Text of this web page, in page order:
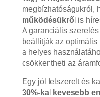
megbízhatóságukról,
működésükről is
A garanciális
beállítják az optimális
a helyes
csökkentheti az
Egy jól felszerelt és
30%-kal kevesebb